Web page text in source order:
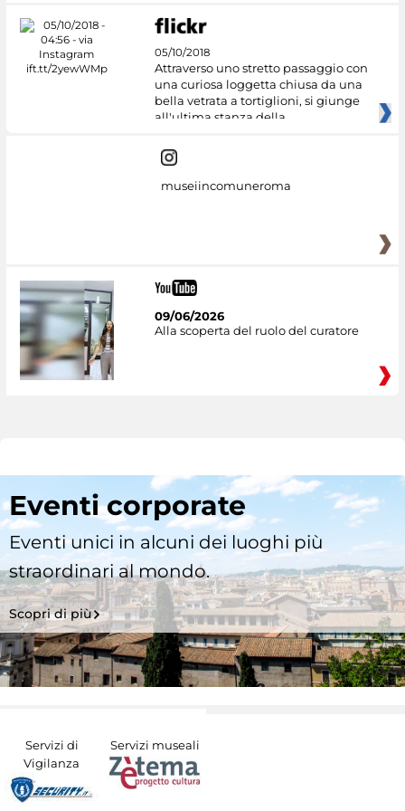
05/10/2018
Attraverso uno stretto passaggio con
una curiosa loggetta chiusa da una
bella vetrata a tortiglioni, si giunge
all'ultima stanza della
museiincomuneroma
09/06/2026
Alla scoperta del ruolo del curatore
Eventi corporate
Eventi unici in alcuni dei luoghi più
straordinari al mondo.
Scopri di più
Servizi di
Vigilanza
Servizi museali